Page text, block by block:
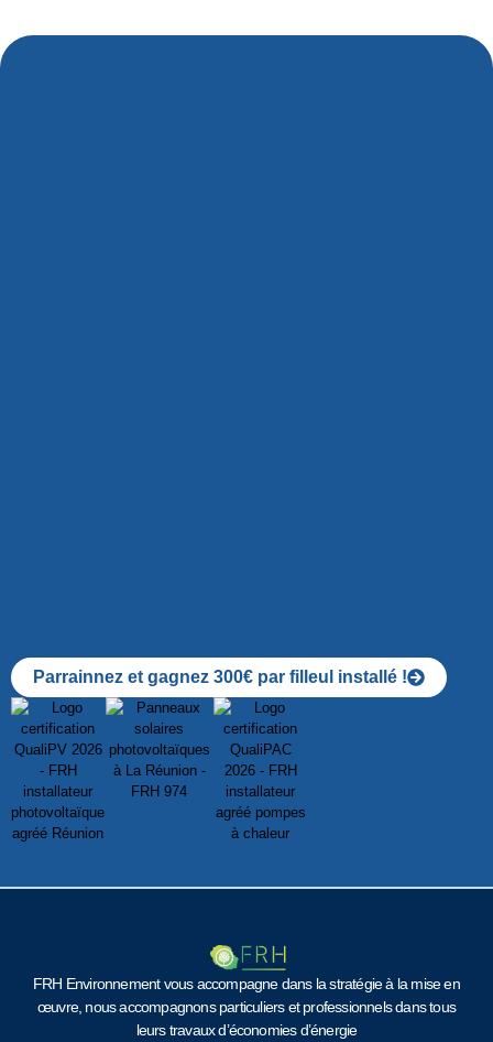
Parrainnez et gagnez 300€ par filleul installé !
FRH Environnement vous accompagne dans la stratégie à la mise en
œuvre, nous accompagnons particuliers et professionnels dans tous
leurs travaux d’économies d’énergie